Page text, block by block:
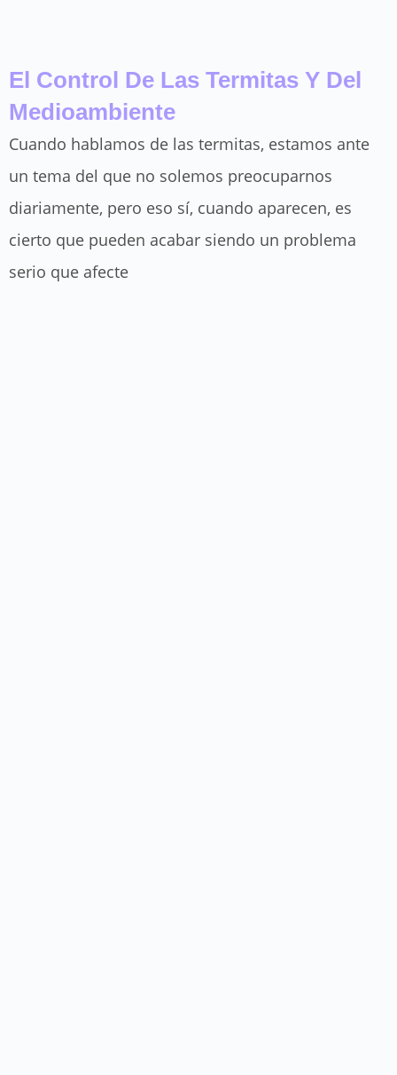
El Control De Las Termitas Y Del
Medioambiente
Cuando hablamos de las termitas, estamos ante
un tema del que no solemos preocuparnos
diariamente, pero eso sí, cuando aparecen, es
cierto que pueden acabar siendo un problema
serio que afecte